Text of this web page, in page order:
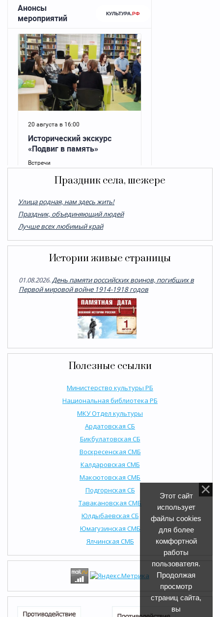
Праздник села, шежере
Улица родная, нам здесь жить!
Праздник, объединяющий людей
Лучше всех любимый край
Истории живые страницы
01.08.2026.День памяти российских воинов, погибших в
Первой мировой войне 1914-1918 годов
Полезные ссылки
Министерство культуры РБ
Национальная библиотека РБ
МКУ Отдел культуры
Ардатовская СБ
Бикбулатовская СБ
Воскресенская СМБ
Калдаровская СМБ
Максютовская СМБ
Подгорнская СБ
Тавакановская СМБ
Юлдыбаевская СБ
Юмагузинская СМБ
Ялчинская СМБ
Этот сайт
использует
файлы cookies
для более
комфортной
работы
пользователя.
Продолжая
просмотр
страниц сайта,
вы